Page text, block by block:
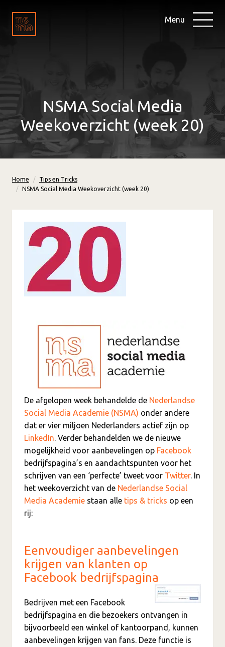
Menu
NSMA Social Media
Weekoverzicht (week 20)
Home
Tips en Tricks
NSMA Social Media Weekoverzicht (week 20)
De afgelopen week behandelde de Nederlandse
Social Media Academie (NSMA) onder andere
dat er vier miljoen Nederlanders actief zijn op
LinkedIn. Verder behandelden we de nieuwe
mogelijkheid voor aanbevelingen op Facebook
bedrijfspagina’s en aandachtspunten voor het
schrijven van een ‘perfecte’ tweet voor Twitter. In
het weekoverzicht van de Nederlandse Social
Media Academie staan alle tips & tricks op een
rij:
Eenvoudiger aanbevelingen
krijgen van klanten op
Facebook bedrijfspagina
Bedrijven met een Facebook
bedrijfspagina en die bezoekers ontvangen in
bijvoorbeeld een winkel of kantoorpand, kunnen
aanbevelingen krijgen van fans. Deze functie is